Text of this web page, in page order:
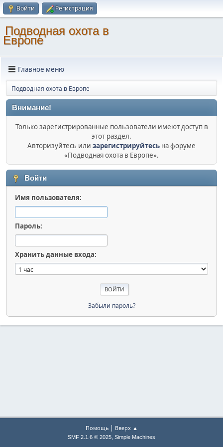
Войти Регистрация
Подводная охота в
Европе
Главное меню
Подводная охота в Европе
Внимание!
Только зарегистрированные пользователи имеют доступ в
этот раздел.
Авторизуйтесь или зарегистрируйтесь на форуме
«Подводная охота в Европе».
Войти
Имя пользователя:
Пароль:
Хранить данные входа:
Забыли пароль?
Помощь| Вверх ▲
SMF 2.1.6 © 2025, Simple Machines